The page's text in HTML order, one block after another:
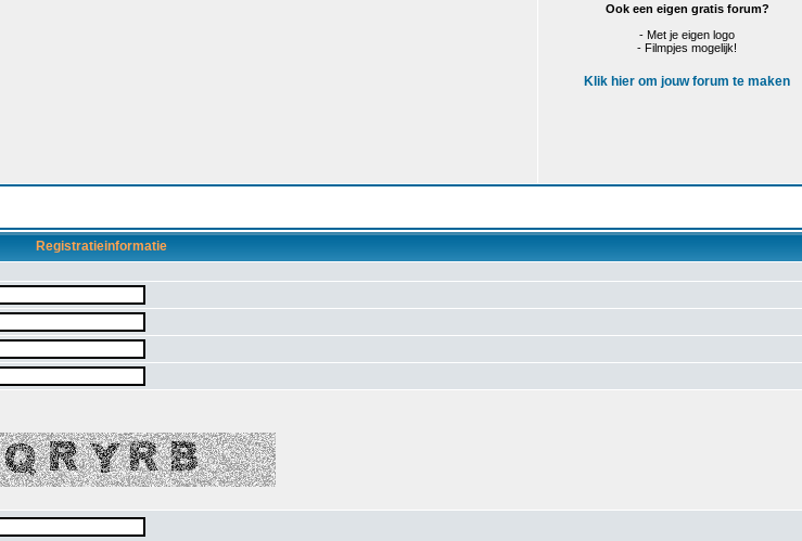
Ook een eigen gratis forum?
- Met je eigen logo
- Filmpjes mogelijk!
Klik hier om jouw forum te maken
Registratieinformatie